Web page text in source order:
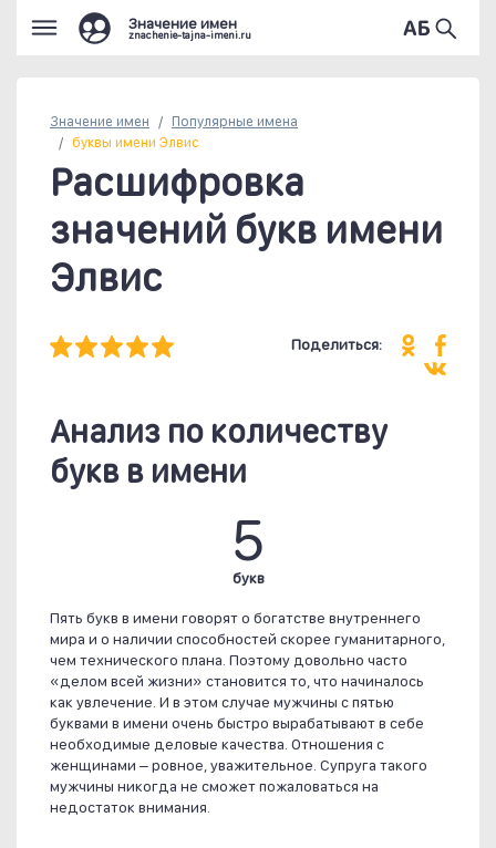
Значение имен
znachenie-tajna-imeni.ru
Значение имен Популярные имена
буквы имени Элвис
Расшифровка
значений букв имени
Элвис
Поделиться:
Анализ по количеству
букв в имени
5
букв
Пять букв в имени говорят о богатстве внутреннего
мира и о наличии способностей скорее гуманитарного,
чем технического плана. Поэтому довольно часто
«делом всей жизни» становится то, что начиналось
как увлечение. И в этом случае мужчины с пятью
буквами в имени очень быстро вырабатывают в себе
необходимые деловые качества. Отношения с
женщинами – ровное, уважительное. Супруга такого
мужчины никогда не сможет пожаловаться на
недостаток внимания.